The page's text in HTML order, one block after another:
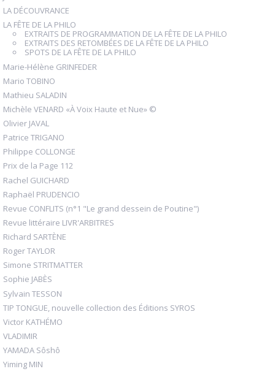
LA DÉCOUVRANCE
LA FÊTE DE LA PHILO
EXTRAITS DE PROGRAMMATION DE LA FÊTE DE LA PHILO
EXTRAITS DES RETOMBÉES DE LA FÊTE DE LA PHILO
SPOTS DE LA FÊTE DE LA PHILO
Marie-Hélène GRINFEDER
Mario TOBINO
Mathieu SALADIN
Michèle VENARD «À Voix Haute et Nue» ©
Olivier JAVAL
Patrice TRIGANO
Philippe COLLONGE
Prix de la Page 112
Rachel GUICHARD
Raphaël PRUDENCIO
Revue CONFLITS (n°1 "Le grand dessein de Poutine")
Revue littéraire LIVR'ARBITRES
Richard SARTÈNE
Roger TAYLOR
Simone STRITMATTER
Sophie JABÈS
Sylvain TESSON
TIP TONGUE, nouvelle collection des Éditions SYROS
Victor KATHÉMO
VLADIMIR
YAMADA Sôshô
Yiming MIN